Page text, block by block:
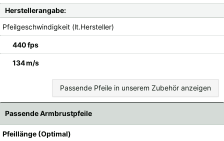
Herstellerangabe:
Pfeilgeschwindigkeit (lt.Hersteller)
440 fps
134 m/s
Passende Pfeile in unserem Zubehör anzeigen
Passende Armbrustpfeile
Pfeillänge (Optimal)